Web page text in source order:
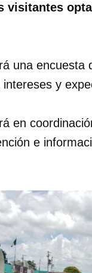
visitantes
una
y
en
e